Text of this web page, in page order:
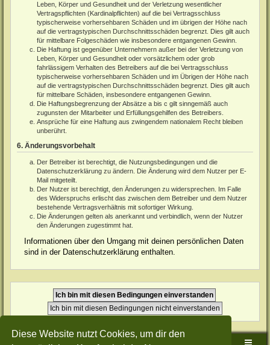
Diese Website nutzt Cookies, um dir den
Leben, Körper und Gesundheit und der Verletzung wesentlicher
Vertragspflichten (Kardinalpflichten) auf die bei Vertragsschluss
typischerweise vorhersehbaren Schäden und im übrigen der Höhe nach
auf die vertragstypischen Durchschnittsschäden begrenzt. Dies gilt auch
für mittelbare Folgeschäden wie insbesondere entgangenen Gewinn.
Die Haftung ist gegenüber Unternehmern außer bei der Verletzung von
Leben, Körper und Gesundheit oder vorsätzlichem oder grob
fahrlässigem Verhalten des Betreibers auf die bei Vertragsschluss
typischerweise vorhersehbaren Schäden und im Übrigen der Höhe nach
auf die vertragstypischen Durchschnittsschäden begrenzt. Dies gilt auch
für mittelbare Schäden, insbesondere entgangenen Gewinn.
Die Haftungsbegrenzung der Absätze a bis c gilt sinngemäß auch
zugunsten der Mitarbeiter und Erfüllungsgehilfen des Betreibers.
Ansprüche für eine Haftung aus zwingendem nationalem Recht bleiben
unberührt.
6. Änderungsvorbehalt
Der Betreiber ist berechtigt, die Nutzungsbedingungen und die
Datenschutzerklärung zu ändern. Die Änderung wird dem Nutzer per E-
Mail mitgeteilt.
Der Nutzer ist berechtigt, den Änderungen zu widersprechen. Im Falle
des Widerspruchs erlischt das zwischen dem Betreiber und dem Nutzer
bestehende Vertragsverhältnis mit sofortiger Wirkung.
Die Änderungen gelten als anerkannt und verbindlich, wenn der Nutzer
den Änderungen zugestimmt hat.
Informationen über den Umgang mit deinen persönlichen Daten
sind in der Datenschutzerklärung enthalten.
Sudden-Strike-Maps.de Hauptseite Foren-Übersicht